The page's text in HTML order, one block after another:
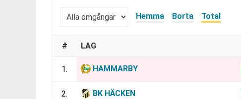
Hemma Borta Total
# LAG
1. HAMMARBY
2. BK HÄCKEN